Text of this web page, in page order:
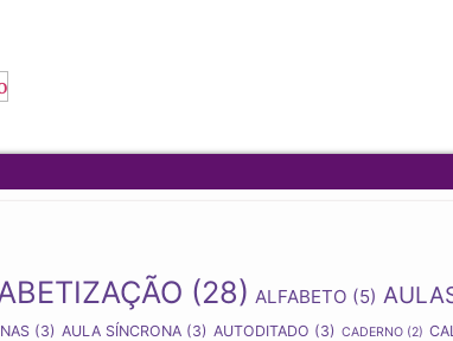
(28) ALFABETO (5)
(3) AULA SÍNCRONA(3) AUTODITADO (3) CADERNO(2)